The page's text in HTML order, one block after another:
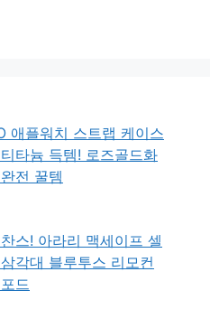
애플워치 스트랩 케이스
타늄 득템! 로즈골드화
전 꿀템
스! 아라리 맥세이프 셀
각대 블루투스 리모컨
드